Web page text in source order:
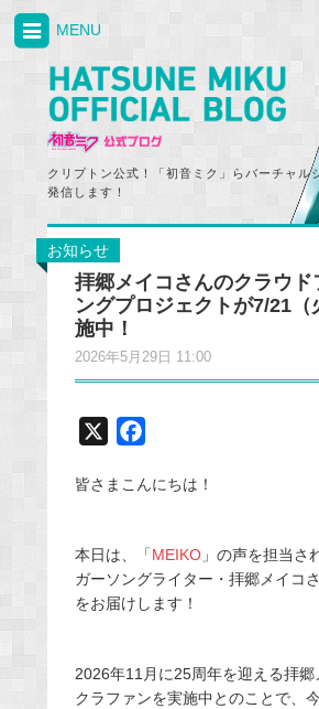
クリプトン公式！「初音ミク」らバーチャル
発信します！
MENU
お知らせ
拝郷メイコさんのクラウド
ングプロジェクトが7/21（
施中！
2026年5月29日 11:00
c
b
o
o
皆さまこんにちは！
本日は、「MEIKO」の声を担当さ
ガーソングライター・拝郷メイコ
をお届けします！
2026年11月に25周年を迎える拝郷
クラファンを実施中とのことで、